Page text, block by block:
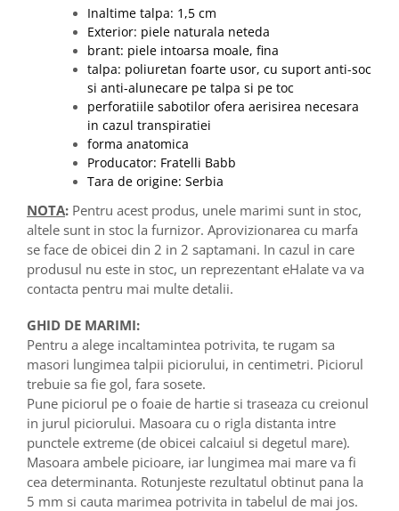
Inaltime talpa: 1,5 cm
Exterior: piele naturala neteda
brant: piele intoarsa moale, fina
talpa: poliuretan foarte usor, cu suport anti-soc
si anti-alunecare pe talpa si pe toc
perforatiile sabotilor ofera aerisirea necesara
in cazul transpiratiei
forma anatomica
Producator: Fratelli Babb
Tara de origine: Serbia
NOTA: Pentru acest produs, unele marimi sunt in stoc,
altele sunt in stoc la furnizor. Aprovizionarea cu marfa
se face de obicei din 2 in 2 saptamani. In cazul in care
produsul nu este in stoc, un reprezentant eHalate va va
contacta pentru mai multe detalii.
GHID DE MARIMI:
Pentru a alege incaltamintea potrivita, te rugam sa
masori lungimea talpii piciorului, in centimetri. Piciorul
trebuie sa fie gol, fara sosete.
Pune piciorul pe o foaie de hartie si traseaza cu creionul
in jurul piciorului. Masoara cu o rigla distanta intre
punctele extreme (de obicei calcaiul si degetul mare).
Masoara ambele picioare, iar lungimea mai mare va fi
cea determinanta. Rotunjeste rezultatul obtinut pana la
5 mm si cauta marimea potrivita in tabelul de mai jos.